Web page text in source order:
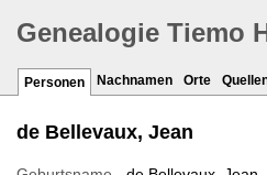
Genealogie Tiemo
Personen Nachnamen Orte
de Bellevaux, Jean